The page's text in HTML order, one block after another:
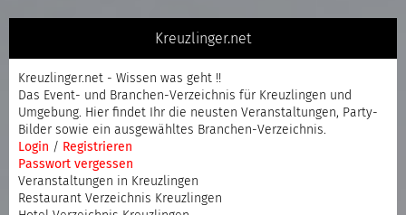
Kreuzlinger.net
Kreuzlinger.net - Wissen was geht !!
Das Event- und Branchen-Verzeichnis für Kreuzlingen und
Umgebung. Hier findet Ihr die neusten Veranstaltungen, Party-
Bilder sowie ein ausgewähltes Branchen-Verzeichnis.
Login / Registrieren
Passwort vergessen
Veranstaltungen in Kreuzlingen
Restaurant Verzeichnis Kreuzlingen